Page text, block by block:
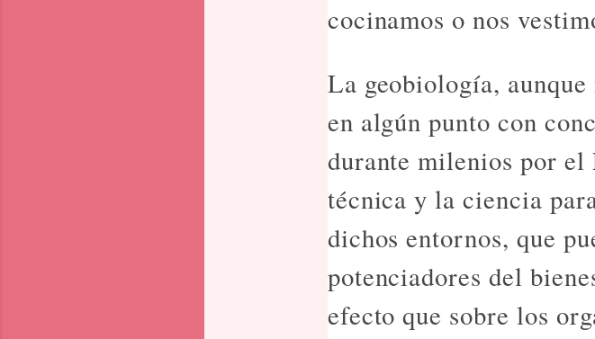
cocinamos o nos
La geobiología,
en algún punto con
durante milenios por el
técnica y la ciencia
dichos entornos, que
potenciadores del
efecto que sobre los